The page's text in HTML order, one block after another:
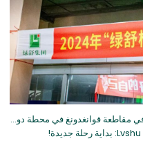
اختتمت بنجاح جولة صناعة الرياضة في مقاطعة قوانغدونغ في محطة دونغقوان، ولفشو يدعو الصناعة إلى إعطاء الأولوية للجودة!